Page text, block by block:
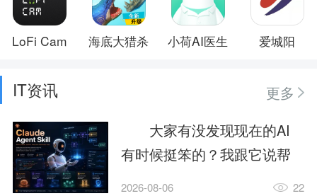
LoFi Cam 海底大猎杀 小荷AI医生 爱城阳
IT资讯
更多
大家有没发现现在的AI
有时候挺笨的？我跟它说帮
我订个明天早上的闹钟，它
2026-08-06 22